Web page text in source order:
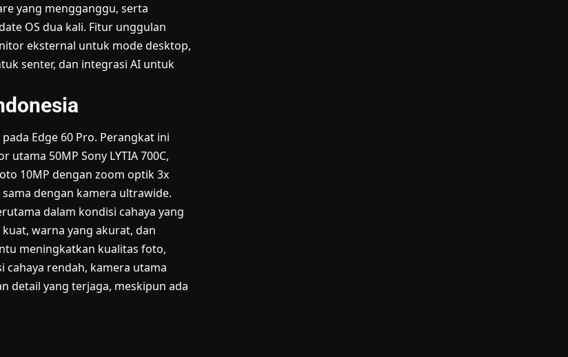
yang mengganggu, serta
OS dua kali. Fitur unggulan
eksternal untuk mode desktop,
senter, dan integrasi AI untuk
Edge 60 Pro. Perangkat ini
50MP Sony LYTIA 700C,
10MP dengan zoom optik 3x
sama dengan kamera ultrawide.
dalam kondisi cahaya yang
warna yang akurat, dan
meningkatkan kualitas foto,
rendah, kamera utama
detail yang terjaga, meskipun ada